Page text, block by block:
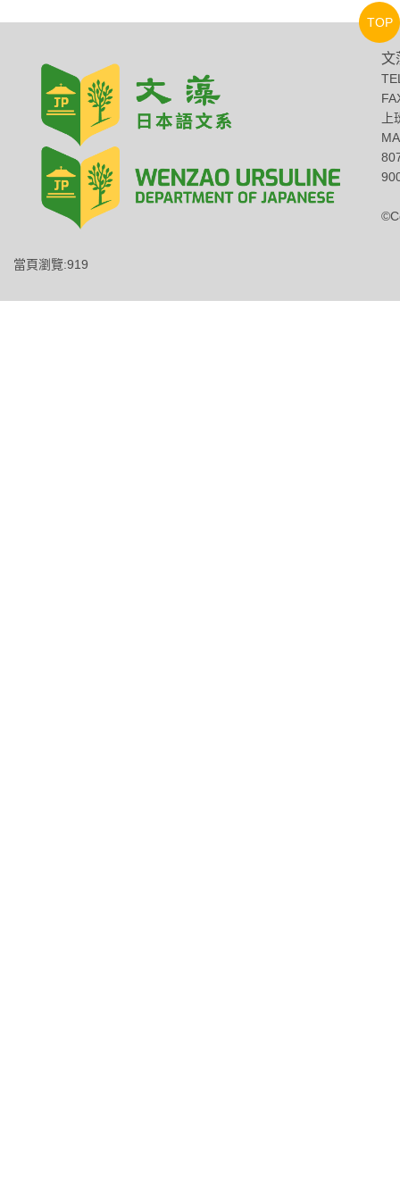
文
當頁瀏覽:919
TOP